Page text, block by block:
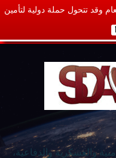
وقد تتحول حملة دولية لتأمين
والعسكرية والدفاعية،